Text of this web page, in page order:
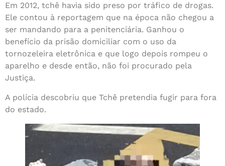
Em 2012, tchê havia sido preso por tráfico de drogas.
Ele contou à reportagem que na época não chegou a
ser mandando para a penitenciária. Ganhou o
benefício da prisão domiciliar com o uso da
tornozeleira eletrônica e que logo depois rompeu o
aparelho e desde então, não foi procurado pela
Justiça.
A polícia descobriu que Tchê pretendia fugir para fora
do estado.